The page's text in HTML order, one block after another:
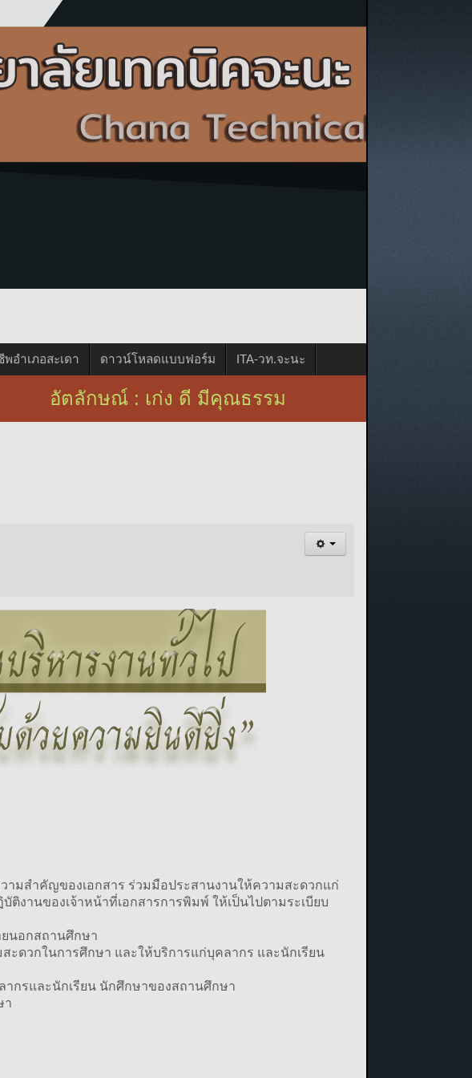
อำเภอสะเดา ดาวน์โหลดแบบฟอร์ม ITA-วท.จะนะ
อัตลักษณ์ : เก่ง ดี มีคุณธรรม เอกลักษณ์ :
ามสำคัญของเอกสาร ร่วมมือประสานงานให้ความสะดวกแก่
งานของเจ้าหน้าที่เอกสารการพิมพ์ ให้เป็นไปตามระเบียบ
ยนอกสถานศึกษา
ะดวกในการศึกษา และให้บริการแก่บุคลากร และนักเรียน
ากรและนักเรียน นักศึกษาของสถานศึกษา
า